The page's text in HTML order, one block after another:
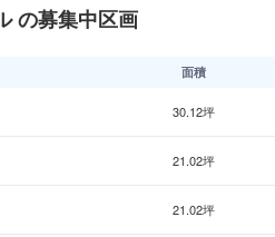
の募集中区画
面積
30.12坪
21.02坪
21.02坪